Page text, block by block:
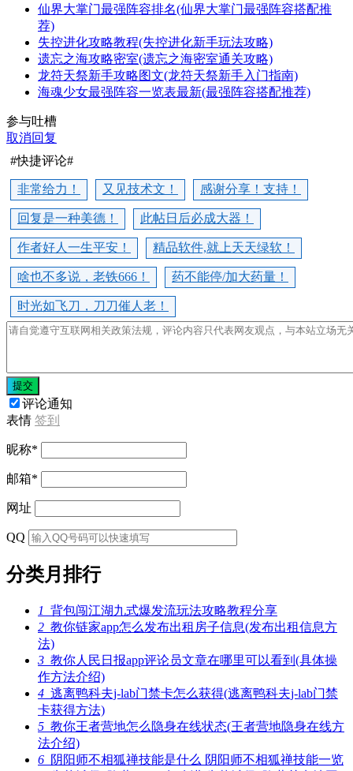
仙界大掌门最强阵容排名(仙界大掌门最强阵容搭配推
荐)
失控进化攻略教程(失控进化新手玩法攻略)
遗忘之海攻略密室(遗忘之海密室通关攻略)
龙符天祭新手攻略图文(龙符天祭新手入门指南)
海魂少女最强阵容一览表最新(最强阵容搭配推荐)
参与吐槽
取消回复
#快捷评论#
非常给力！ 又见技术文！ 感谢分享！支持！
回复是一种美德！ 此帖日后必成大器！
作者好人一生平安！ 精品软件,就上天天绿软！
啥也不多说，老铁666！ 药不能停/加大药量！
时光如飞刀，刀刀催人老！
提交
评论通知
表情 签到
昵称*
邮箱*
网址
QQ
分类月排行
1 背包闯江湖九式爆发流玩法攻略教程分享
2 教你链家app怎么发布出租房子信息(发布出租信息方
法)
3 教你人民日报app评论员文章在哪里可以看到(具体操
作方法介绍)
4 逃离鸭科夫j-lab门禁卡怎么获得(逃离鸭科夫j-lab门禁
卡获得方法)
5 教你王者营地怎么隐身在线状态(王者营地隐身在线方
法介绍)
6 阴阳师不相狐禅技能是什么 阴阳师不相狐禅技能一览